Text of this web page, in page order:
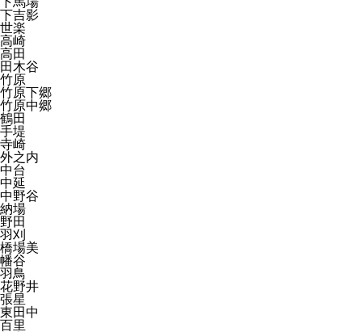
下吉影
世楽
高崎
高田
田木谷
竹原
竹原下郷
竹原中郷
鶴田
手堤
寺崎
外之内
中台
中延
中野谷
納場
野田
羽刈
橋場美
幡谷
羽鳥
花野井
張星
東田中
百里